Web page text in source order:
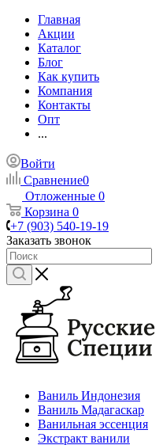
Главная
Акции
Каталог
Блог
Как купить
Компания
Контакты
Опт
...
Войти
Сравнение0
Отложенные 0
Корзина 0
+7 (903) 540-19-19
Заказать звонок
Ваниль Индонезия
Ваниль Мадагаскар
Ванильная эссенция
Экстракт ванили